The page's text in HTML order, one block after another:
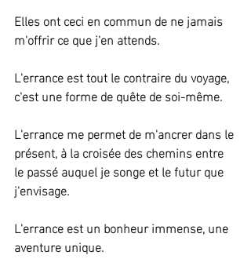
Elles ont ceci en commun de ne jamais
m'offrir ce que j'en attends.
L'errance est tout le contraire du voyage,
c'est une forme de quête de soi-même.
L'errance me permet de m'ancrer dans le
présent, à la croisée des chemins entre
le passé auquel je songe et le futur que
j'envisage.
L'errance est un bonheur immense, une
aventure unique.